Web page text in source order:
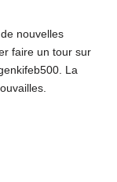
nouvelles
faire un tour sur
La